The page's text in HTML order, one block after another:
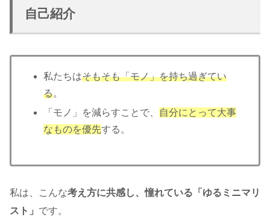
自己紹介
私たちはそもそも「モノ」を持ち過ぎてい
る。
「モノ」を減らすことで、
自分にとって大事
なものを優先する。
私は、こんな考え方に共感し、憧れている「ゆるミニマリ
スト」 です。